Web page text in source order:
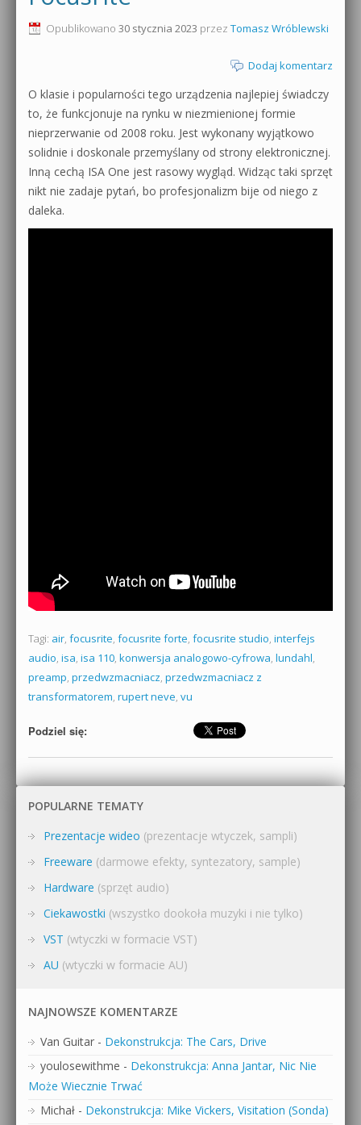
Produkcja muzyczna od podstaw
Sound Forge od podstaw
Dubstep z syntezatorem Massive
Kontakt 5 Kompendium
Pakiety
0dB.pl - informacje
Materiały dla mediów
Archiwum aktualności
Polityka prywatności
Regulamin
Opublikowano 30 stycznia 2023 przez Tomasz Wróblewski
Dodaj komentarz
O klasie i popularności tego urządzenia najlepiej świadczy
to, że funkcjonuje na rynku w niezmienionej formie
nieprzerwanie od 2008 roku. Jest wykonany wyjątkowo
solidnie i doskonale przemyślany od strony elektronicznej.
Inną cechą ISA One jest rasowy wygląd. Widząc taki sprzęt
nikt nie zadaje pytań, bo profesjonalizm bije od niego z
daleka.
Tagi: air, focusrite, focusrite forte, focusrite studio, interfejs
audio, isa, isa 110, konwersja analogowo-cyfrowa, lundahl,
preamp, przedwzmacniacz, przedwzmacniacz z
transformatorem, rupert neve, vu
Podziel się:
POPULARNE TEMATY
Prezentacje wideo (prezentacje wtyczek, sampli)
Freeware (darmowe efekty, syntezatory, sample)
Hardware (sprzęt audio)
Ciekawostki (wszystko dookoła muzyki i nie tylko)
VST (wtyczki w formacie VST)
AU (wtyczki w formacie AU)
NAJNOWSZE KOMENTARZE
Van Guitar - Dekonstrukcja: The Cars, Drive
youlosewithme - Dekonstrukcja: Anna Jantar, Nic Nie
Może Wiecznie Trwać
Michał - Dekonstrukcja: Mike Vickers, Visitation (Sonda)